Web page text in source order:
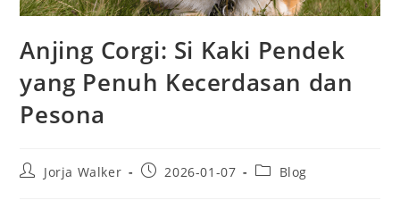
Anjing Corgi: Si Kaki Pendek
yang Penuh Kecerdasan dan
Pesona
PostJorja Walker
Post2026-01-07
PostBlog